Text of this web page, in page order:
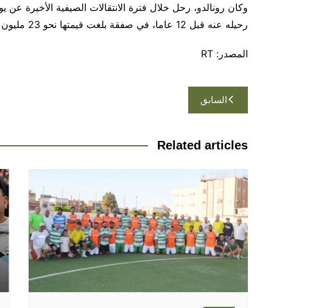
وكان رونالدو، رحل خلال فترة الانتقالات الصيفية الأخيرة
رحيله عنه قبل 12 عاما، في صفقة بلغت قيمتها نحو 23 مليون يورو.
المصدر: RT
تصفّح
المقالات
السابق
Related articles